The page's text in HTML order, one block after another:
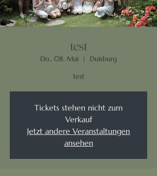
test
Do., 08. Mai
  |
Duisburg
test
Tickets stehen nicht zum
Verkauf
Jetzt andere Veranstaltungen
ansehen